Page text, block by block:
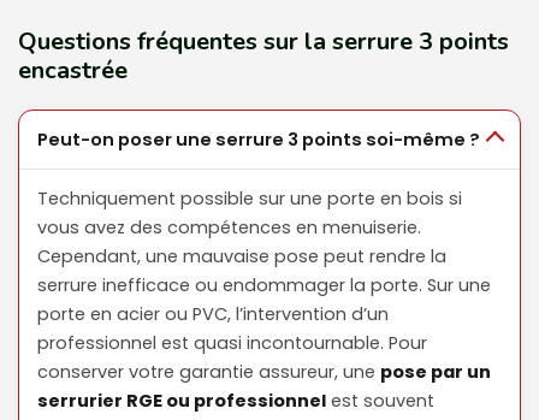
Questions fréquentes sur la serrure 3 points
encastrée
Peut-on poser une serrure 3 points soi-même ?
Techniquement possible sur une porte en bois si
vous avez des compétences en menuiserie.
Cependant, une mauvaise pose peut rendre la
serrure inefficace ou endommager la porte. Sur une
porte en acier ou PVC, l’intervention d’un
professionnel est quasi incontournable. Pour
conserver votre garantie assureur, une pose par un
serrurier RGE ou professionnel est souvent